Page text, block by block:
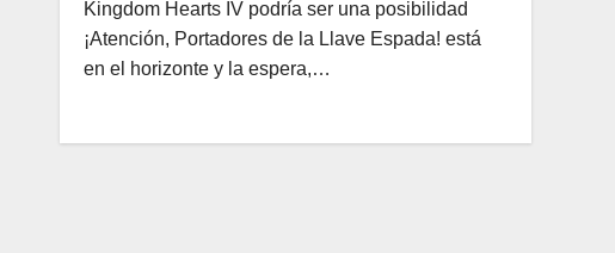
Kingdom Hearts IV podría ser una posibilidad
¡Atención, Portadores de la Llave Espada! está
en el horizonte y la espera,…